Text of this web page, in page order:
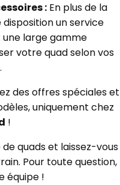
: En plus de la
un service
large gamme
votre quad selon vos
des offres spéciales et
uniquement chez
!
quads et laissez-vous
Pour toute question,
équipe !